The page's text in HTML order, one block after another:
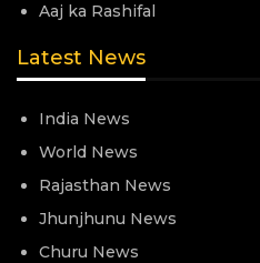
Aaj ka Rashifal
Latest News
India News
World News
Rajasthan News
Jhunjhunu News
Churu News